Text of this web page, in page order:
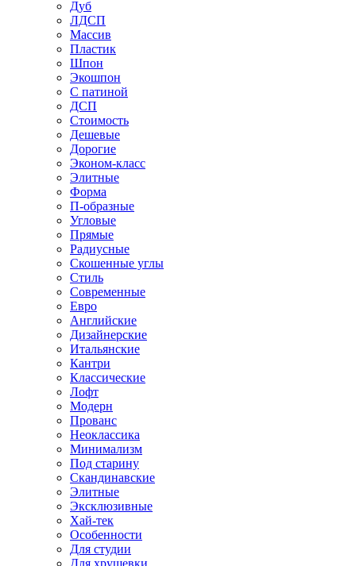
Дуб
ЛДСП
Массив
Пластик
Шпон
Экошпон
С патиной
ДСП
Стоимость
Дешевые
Дорогие
Эконом-класс
Элитные
Форма
П-образные
Угловые
Прямые
Радиусные
Скошенные углы
Стиль
Современные
Евро
Английские
Дизайнерские
Итальянские
Кантри
Классические
Лофт
Модерн
Прованс
Неоклассика
Минимализм
Под старину
Скандинавские
Элитные
Эксклюзивные
Хай-тек
Особенности
Для студии
Для хрущевки